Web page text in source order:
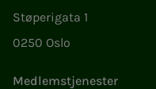
Støperigata 1
0250 Oslo
Medlemstjenester